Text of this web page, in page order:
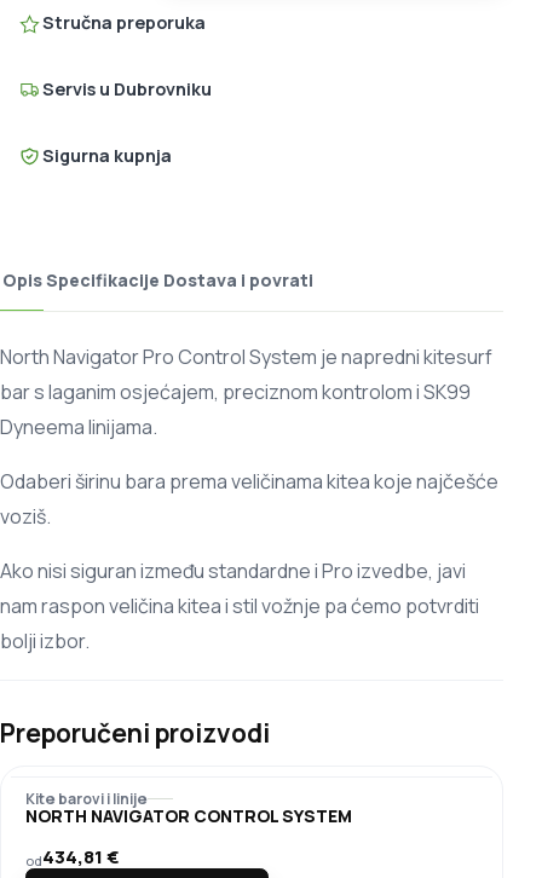
Stručna preporuka
Servis u Dubrovniku
Sigurna kupnja
OpisSpecifikacije Dostava i povrati
North Navigator Pro Control System je napredni kitesurf
bar s laganim osjećajem, preciznom kontrolom i SK99
Dyneema linijama.
Odaberi širinu bara prema veličinama kitea koje najčešće
voziš.
Ako nisi siguran između standardne i Pro izvedbe, javi
nam raspon veličina kitea i stil vožnje pa ćemo potvrditi
bolji izbor.
Preporučeni proizvodi
Kite barovi i linije
NORTH NAVIGATOR CONTROL SYSTEM
od434,81€